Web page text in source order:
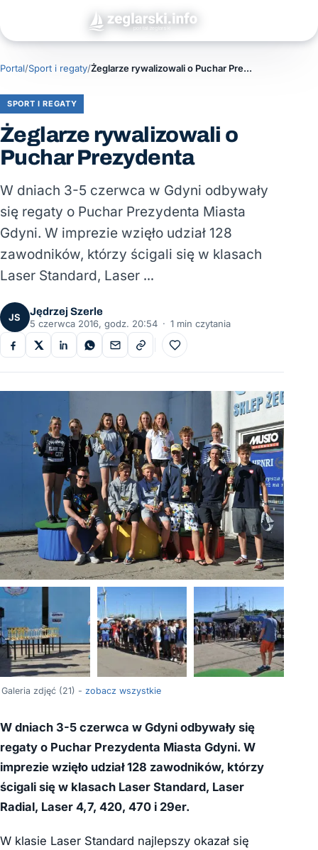
Portal/Sport i regaty/ Żeglarze rywalizowali o Puchar Prezydenta
SPORT I REGATY
Żeglarze rywalizowali o
Puchar Prezydenta
W dniach 3-5 czerwca w Gdyni odbywały
się regaty o Puchar Prezydenta Miasta
Gdyni. W imprezie wzięło udział 128
zawodników, którzy ścigali się w klasach
Laser Standard, Laser …
JS
Jędrzej Szerle
5 czerwca 2016, godz. 20:54 · 1 min czytania
Do ulubionych
Galeria zdjęć (21) - zobacz wszystkie
W dniach 3-5 czerwca w Gdyni odbywały się
regaty o Puchar Prezydenta Miasta Gdyni. W
imprezie wzięło udział 128 zawodników, którzy
ścigali się w klasach Laser Standard, Laser
Radial, Laser 4,7, 420, 470 i 29er.
W klasie Laser Standard najlepszy okazał się